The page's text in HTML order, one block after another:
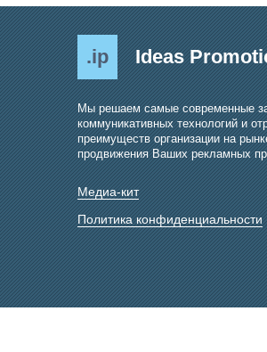
.ip Ideas
Мы решаем самые современные
коммуникативных технологий и
преимуществ организации на
продвижения Ваших рекламных
Медиа-кит
Политика конфиденциальности